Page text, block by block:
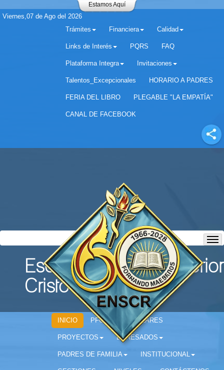
Estamos Aquí
Viernes,07 de Ago del 2026
Trámites
Financiera Calidad
Links de Interés PQRS FAQ
Plataforma Integra Invitaciones
Talentos_Excepcionales HORARIO A PADRES
FERIA DEL LIBRO PLEGABLE "LA EMPATÍA"
CANAL DE FACEBOOK
Escuela Normal Superior
Cristo Rey
INICIO PFC CIRCULARES
PROYECTOS EGRESADOS
PADRES DE FAMILIA INSTITUCIONAL